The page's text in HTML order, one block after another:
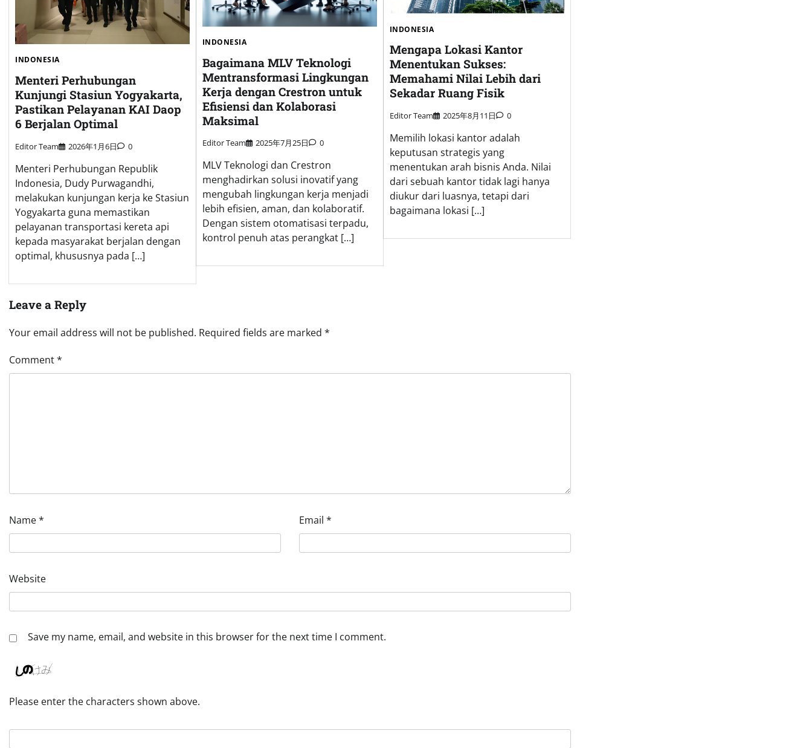
INDONESIA
Menteri Perhubungan
Kunjungi Stasiun Yogyakarta,
Pastikan Pelayanan KAI Daop
6 Berjalan Optimal
Editor Team 2026年1月6日 0
Menteri Perhubungan Republik
Indonesia, Dudy Purwagandhi,
melakukan kunjungan kerja ke Stasiun
Yogyakarta guna memastikan
pelayanan transportasi kereta api
kepada masyarakat berjalan dengan
optimal, khususnya pada […]
INDONESIA
Bagaimana MLV Teknologi
Mentransformasi Lingkungan
Kerja dengan Crestron untuk
Efisiensi dan Kolaborasi
Maksimal
Editor Team 2025年7月25日 0
MLV Teknologi dan Crestron
menghadirkan solusi inovatif yang
mengubah lingkungan kerja menjadi
lebih efisien, aman, dan kolaboratif.
Dengan sistem otomatisasi terpadu,
kontrol penuh atas perangkat […]
INDONESIA
Mengapa Lokasi Kantor
Menentukan Sukses:
Memahami Nilai Lebih dari
Sekadar Ruang Fisik
Editor Team 2025年8月11日 0
Memilih lokasi kantor adalah
keputusan strategis yang
menentukan arah bisnis Anda. Nilai
dari sebuah kantor tidak lagi hanya
diukur dari luasnya, tetapi dari
bagaimana lokasi […]
Leave a Reply
Your email address will not be published. Required fields are marked *
Comment*
Name* Email *
Website
Save my name, email, and website in this browser for the next time I comment.
Please enter the characters shown above.